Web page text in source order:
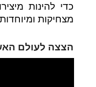
כדי להינות
מצחיקות
הצצה לעולם